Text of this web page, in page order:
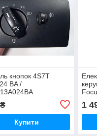
кнопок 4S7T
BA /
Купити
1